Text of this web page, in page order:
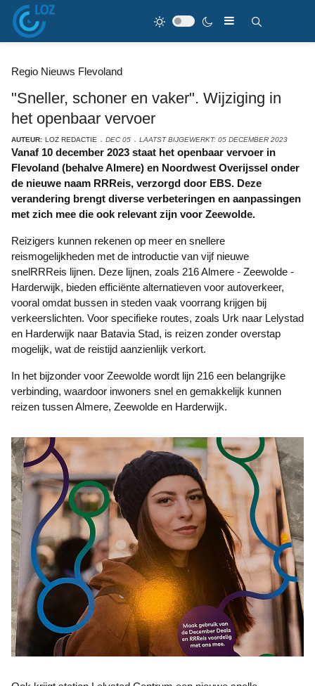
Regio Nieuws Flevoland
"Sneller, schoner en vaker". Wijziging in
het openbaar vervoer
AUTEUR: LOZ REDACTIE DEC 05 LAATST BIJGEWERKT: 05 DECEMBER 2023
Vanaf 10 december 2023 staat het openbaar vervoer in
Flevoland (behalve Almere) en Noordwest Overijssel onder
de nieuwe naam RRReis, verzorgd door EBS. Deze
verandering brengt diverse verbeteringen en aanpassingen
met zich mee die ook relevant zijn voor Zeewolde.
Reizigers kunnen rekenen op meer en snellere
reismogelijkheden met de introductie van vijf nieuwe
snelRRReis lijnen. Deze lijnen, zoals 216 Almere - Zeewolde -
Harderwijk, bieden efficiënte alternatieven voor autoverkeer,
vooral omdat bussen in steden vaak voorrang krijgen bij
verkeerslichten. Voor specifieke routes, zoals Urk naar Lelystad
en Harderwijk naar Batavia Stad, is reizen zonder overstap
mogelijk, wat de reistijd aanzienlijk verkort.
In het bijzonder voor Zeewolde wordt lijn 216 een belangrijke
verbinding, waardoor inwoners snel en gemakkelijk kunnen
reizen tussen Almere, Zeewolde en Harderwijk.